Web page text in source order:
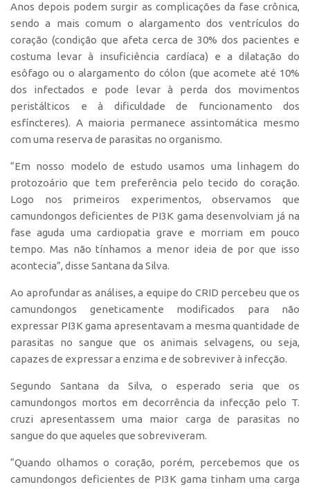
Edição 2019
Edição 2017
Inovação em Números
Propriedade Intelectual
Patentes
Marcas
Softwares
Cultivares
Desenho Industrial
Buscar Anterioridade
Portal do Inventor
VPI – Vocação para Inovação
Patrimônio Genético
Leis e Normas
Transferência de Tecnologia
Editais de TT
PD&I
Convênios
Chamamento
Anos depois podem surgir as complicações da fase crônica,
sendo a mais comum o alargamento dos ventrículos do
coração (condição que afeta cerca de 30% dos pacientes e
costuma levar à insuficiência cardíaca) e a dilatação do
esôfago ou o alargamento do cólon (que acomete até 10%
dos infectados e pode levar à perda dos movimentos
peristálticos e à dificuldade de funcionamento dos
esfíncteres). A maioria permanece assintomática mesmo
com uma reserva de parasitas no organismo.
“Em nosso modelo de estudo usamos uma linhagem do
protozoário que tem preferência pelo tecido do coração.
Logo nos primeiros experimentos, observamos que
camundongos deficientes de PI3K gama desenvolviam já na
fase aguda uma cardiopatia grave e morriam em pouco
tempo. Mas não tínhamos a menor ideia de por que isso
acontecia”, disse Santana da Silva.
Ao aprofundar as análises, a equipe do CRID percebeu que os
camundongos geneticamente modificados para não
expressar PI3K gama apresentavam a mesma quantidade de
parasitas no sangue que os animais selvagens, ou seja,
capazes de expressar a enzima e de sobreviver à infecção.
Segundo Santana da Silva, o esperado seria que os
camundongos mortos em decorrência da infecção pelo T.
cruzi apresentassem uma maior carga de parasitas no
sangue do que aqueles que sobreviveram.
“Quando olhamos o coração, porém, percebemos que os
camundongos deficientes de PI3K gama tinham uma carga